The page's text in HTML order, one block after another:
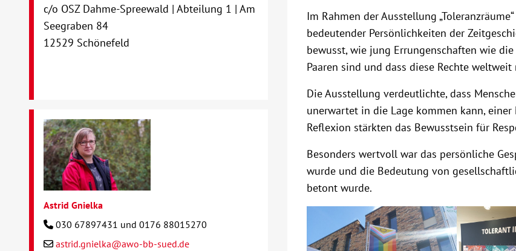
Im Rahmen der Ausstellung
bedeutender Persönlichkeiten der
bewusst, wie jung Errungenschaften wie
Paaren sind und dass diese Rechte
Die Ausstellung verdeutlichte, dass
unerwartet in die Lage kommen kann,
Reflexion stärkten das Bewusstsein für
Besonders wertvoll war das persönliche
wurde und die Bedeutung von
betont wurde.
c/o OSZ Dahme-Spreewald | Abteilung 1 | Am
Seegraben 84
12529 Schönefeld
Astrid Gnielka
030 67897431 und 0176 88015270
astrid.gnielka@awo-bb-sued.de